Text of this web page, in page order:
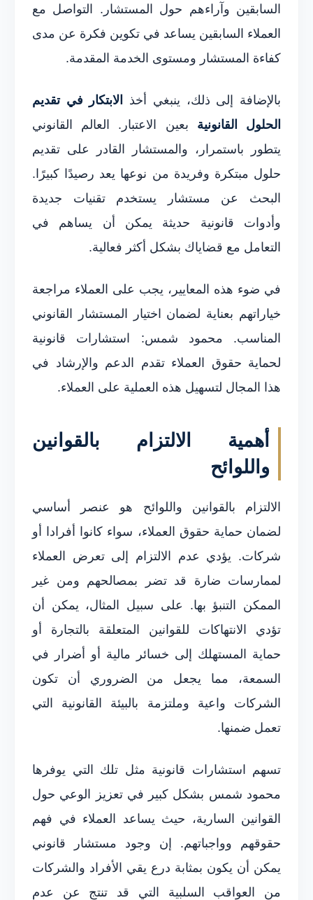
السابقين وآراءهم حول المستشار. التواصل مع
العملاء السابقين يساعد في تكوين فكرة عن مدى
كفاءة المستشار ومستوى الخدمة المقدمة.
بالإضافة إلى ذلك، ينبغي أخذ
الابتكار في تقديم
الحلول القانونية بعين الاعتبار. العالم القانوني
يتطور باستمرار، والمستشار القادر على تقديم
حلول مبتكرة وفريدة من نوعها يعد رصيدًا كبيرًا.
البحث عن مستشار يستخدم تقنيات جديدة
وأدوات قانونية حديثة يمكن أن يساهم في
التعامل مع قضاياك بشكل أكثر فعالية.
في ضوء هذه المعايير، يجب على العملاء مراجعة
خياراتهم بعناية لضمان اختيار المستشار القانوني
المناسب. محمود شمس: استشارات قانونية
لحماية حقوق العملاء تقدم الدعم والإرشاد في
هذا المجال لتسهيل هذه العملية على العملاء.
أهمية الالتزام بالقوانين
واللوائح
الالتزام بالقوانين واللوائح هو عنصر أساسي
لضمان حماية حقوق العملاء، سواء كانوا أفرادا أو
شركات. يؤدي عدم الالتزام إلى تعرض العملاء
لممارسات ضارة قد تضر بمصالحهم ومن غير
الممكن التنبؤ بها. على سبيل المثال، يمكن أن
تؤدي الانتهاكات للقوانين المتعلقة بالتجارة أو
حماية المستهلك إلى خسائر مالية أو أضرار في
السمعة، مما يجعل من الضروري أن تكون
الشركات واعية وملتزمة بالبيئة القانونية التي
تعمل ضمنها.
تسهم استشارات قانونية مثل تلك التي يوفرها
محمود شمس بشكل كبير في تعزيز الوعي حول
القوانين السارية، حيث يساعد العملاء في فهم
حقوقهم وواجباتهم. إن وجود مستشار قانوني
يمكن أن يكون بمثابة درع يقي الأفراد والشركات
من العواقب السلبية التي قد تنتج عن عدم